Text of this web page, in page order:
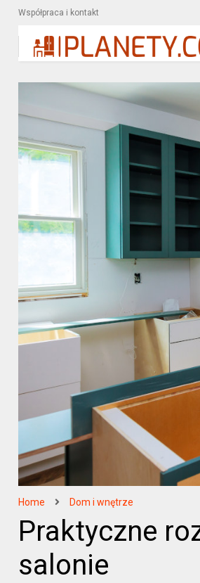
Współpraca i kontakt
Home Dom i wnętrze
Praktyczne
salonie